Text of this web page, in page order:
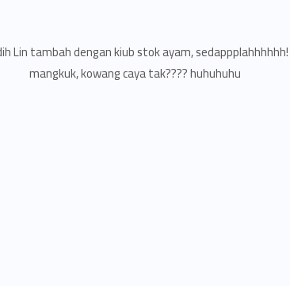
Lin tambah dengan kiub stok ayam,
mangkuk, kowang caya tak???? huhuhuhu